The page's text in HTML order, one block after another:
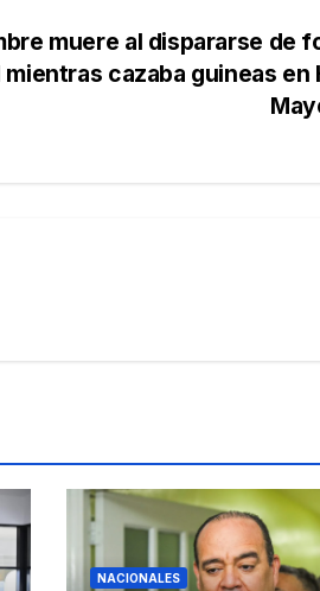
muere al dispararse de
cazaba guineas en
NACIONALES